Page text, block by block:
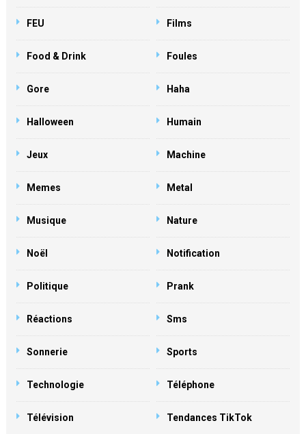
FEU Films
Food & Drink Foules
Gore Haha
Halloween Humain
Jeux Machine
Memes Metal
Musique Nature
Noël Notification
Politique Prank
Réactions Sms
Sonnerie Sports
Technologie Téléphone
Télévision Tendances TikTok